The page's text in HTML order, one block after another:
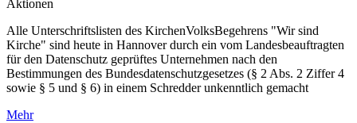
Aktionen
Alle Unterschriftslisten des KirchenVolksBegehrens "Wir sind
Kirche" sind heute in Hannover durch ein vom Landesbeauftragten
für den Datenschutz geprüftes Unternehmen nach den
Bestimmungen des Bundesdatenschutzgesetzes (§ 2 Abs. 2 Ziffer 4
sowie § 5 und § 6) in einem Schredder unkenntlich gemacht
Mehr